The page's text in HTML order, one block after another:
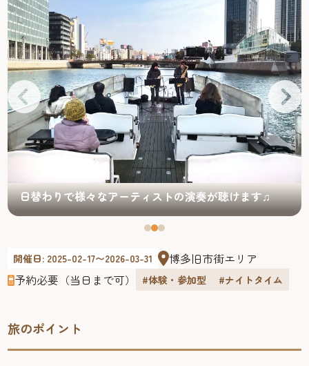
日替わりで様々なアーティストの演奏が聴けます♫
開催日: 2025-02-17〜2026-03-31
博多旧市街エリア
予約必要（当日まで可）
#体験・参加型 #ナイトタイム
旅のポイント